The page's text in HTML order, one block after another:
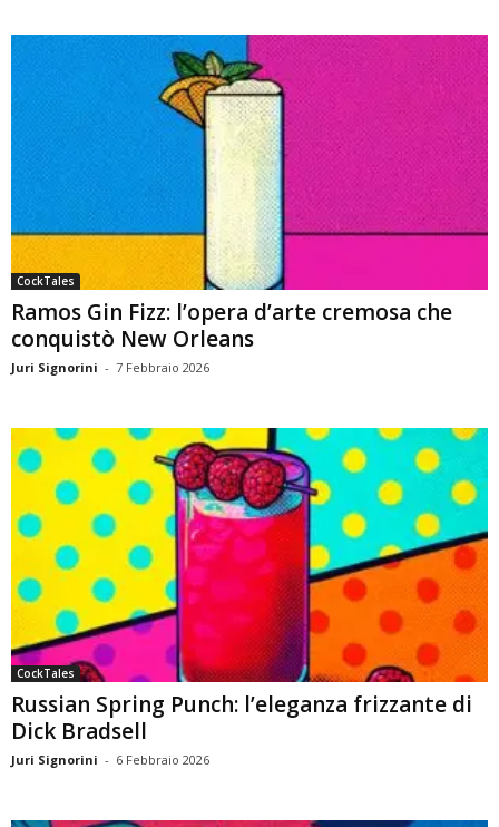
CockTales
Ramos Gin Fizz: l’opera d’arte cremosa che
conquistò New Orleans
Juri Signorini - 7 Febbraio 2026
CockTales
Russian Spring Punch: l’eleganza frizzante di
Dick Bradsell
Juri Signorini - 6 Febbraio 2026